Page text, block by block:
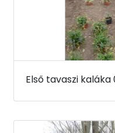
Első tavaszi kaláka